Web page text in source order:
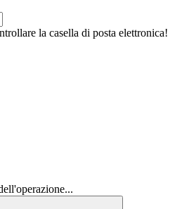
la casella di posta elettronica!